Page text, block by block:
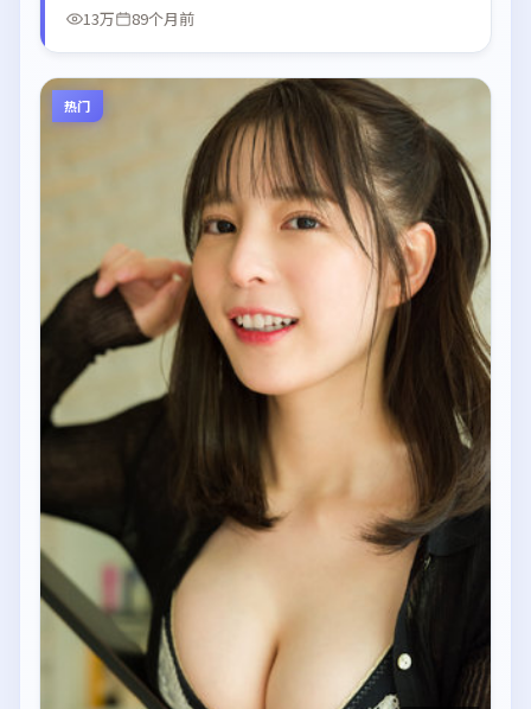
13万
89个月前
热门